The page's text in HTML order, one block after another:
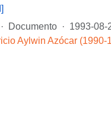
· Documento · 1993-08-
Aylwin Azócar (1990-